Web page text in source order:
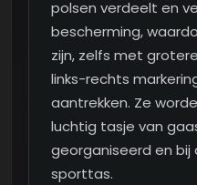
polsen verdeelt en
bescherming,
zijn, zelfs met
links-rechts
aantrekken. Ze
luchtig tasje van
georganiseerd en bij
sporttas.